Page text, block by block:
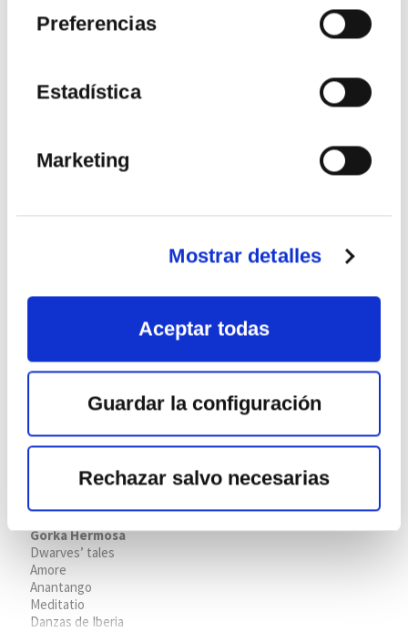
Preferencias
Estadística
Marketing
Mostrar detalles
Aceptar todas
Guardar la configuración
Rechazar salvo necesarias
Francis PoulencSexteto para piano y quinteto de viento
16
Souvenir de Florence
Lugar:Palacio Euskalduna
Gorka Hermosa
Dwarves’ tales
Amore
Anantango
Meditatio
Danzas de Iberia